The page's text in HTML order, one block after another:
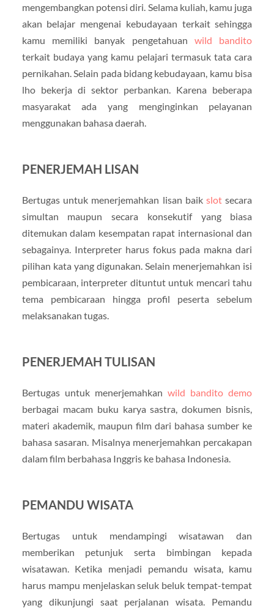
mengembangkan potensi diri. Selama kuliah, kamu juga
akan belajar mengenai kebudayaan terkait sehingga
kamu memiliki banyak pengetahuan wild bandito
terkait budaya yang kamu pelajari termasuk tata cara
pernikahan. Selain pada bidang kebudayaan, kamu bisa
lho bekerja di sektor perbankan. Karena beberapa
masyarakat ada yang menginginkan pelayanan
menggunakan bahasa daerah.
PENERJEMAH LISAN
Bertugas untuk menerjemahkan lisan baik slotsecara
simultan maupun secara konsekutif yang biasa
ditemukan dalam kesempatan rapat internasional dan
sebagainya. Interpreter harus fokus pada makna dari
pilihan kata yang digunakan. Selain menerjemahkan isi
pembicaraan, interpreter dituntut untuk mencari tahu
tema pembicaraan hingga profil peserta sebelum
melaksanakan tugas.
PENERJEMAH TULISAN
Bertugas untuk menerjemahkanwild bandito demo
berbagai macam buku karya sastra, dokumen bisnis,
materi akademik, maupun film dari bahasa sumber ke
bahasa sasaran. Misalnya menerjemahkan percakapan
dalam film berbahasa Inggris ke bahasa Indonesia.
PEMANDU WISATA
Bertugas untuk mendampingi wisatawan dan
memberikan petunjuk serta bimbingan kepada
wisatawan. Ketika menjadi pemandu wisata, kamu
harus mampu menjelaskan seluk beluk tempat-tempat
yang dikunjungi saat perjalanan wisata. Pemandu